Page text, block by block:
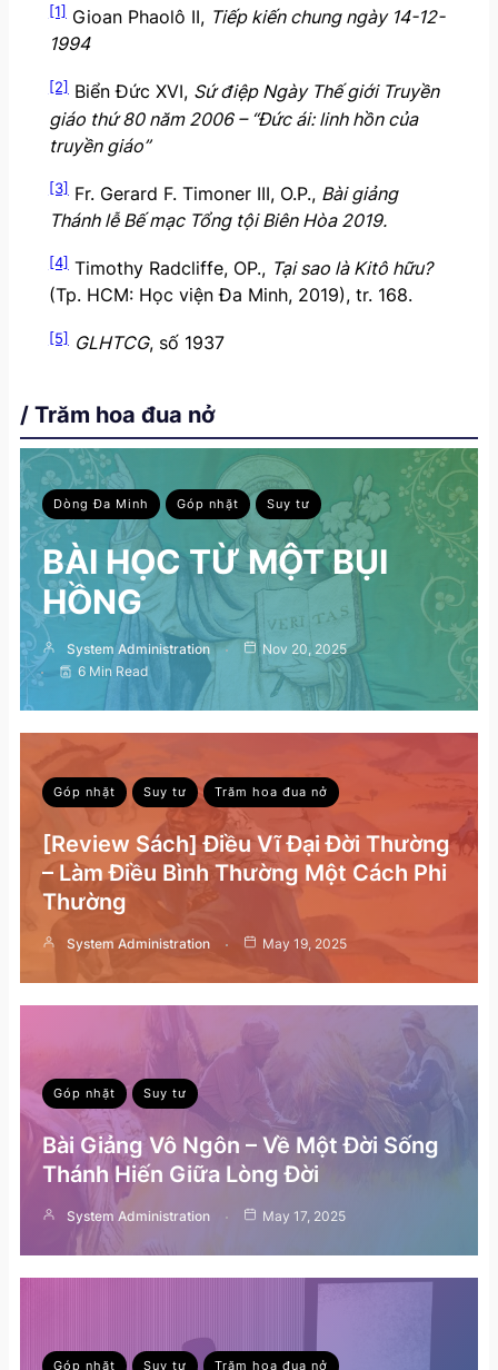
[1]Gioan Phaolô II, Tiếp kiến chung ngày 14-12-
1994
[2]Biển Đức XVI, Sứ điệp Ngày Thế giới Truyền
giáo thứ 80 năm 2006– “Đức ái: linh hồn của
truyền giáo”
[3]Fr. Gerard F. Timoner III, O.P., Bài giảng
Thánh lễ Bế mạc Tổng tội Biên Hòa 2019.
[4]Timothy Radcliffe, OP., Tại sao là Kitô hữu?
(Tp. HCM: Học viện Đa Minh, 2019), tr. 168.
[5] GLHTCG, số 1937
/ Trăm hoa đua nở
Dòng Đa Minh Góp nhặt Suy tư
BÀI HỌC TỪ MỘT BỤI
HỒNG
System Administration
Nov 20, 2025
6 Min Read
Góp nhặt Suy tư Trăm hoa đua nở
[Review Sách] Điều Vĩ Đại Đời Thường
– Làm Điều Bình Thường Một Cách Phi
Thường
System Administration May 19, 2025
Góp nhặt Suy tư
Bài Giảng Vô Ngôn – Về Một Đời Sống
Thánh Hiến Giữa Lòng Đời
System Administration May 17, 2025
Góp nhặt Suy tư Trăm hoa đua nở